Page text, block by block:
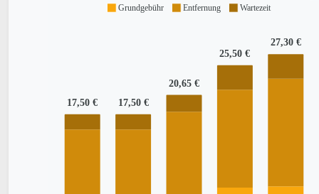
17,50 € 17,50 €
20,65 €
25,50 €
27,30 €
Grundgebühr Entfernung Wartezeit